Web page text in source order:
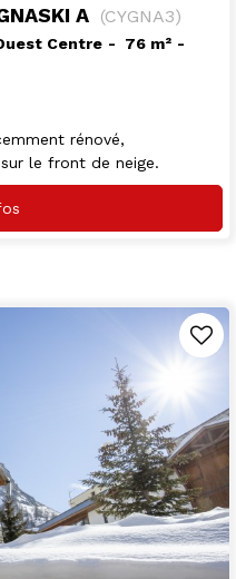
A (CYGNA3)
Centre 76 m²
rénové,
le front de neige.